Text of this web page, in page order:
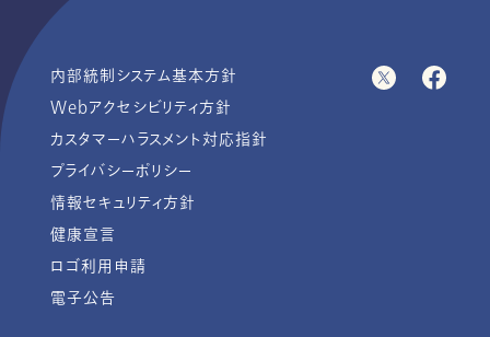
内部統制システム基本方針
Webアクセシビリティ方針
カスタマーハラスメント対応指針
プライバシーポリシー
情報セキュリティ方針
健康宣言
ロゴ利用申請
電子公告